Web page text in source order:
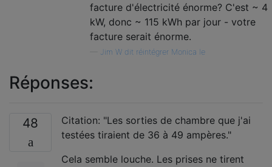
facture d'électricité énorme? C'est ~ 4
kW, donc ~ 115 kWh par jour - votre
facture serait énorme.
Jim W dit réintégrer Monica le
Réponses:
48
Citation: "Les sorties de chambre que j'ai
testées tiraient de 36 à 49 ampères."
Cela semble louche. Les prises ne tirent